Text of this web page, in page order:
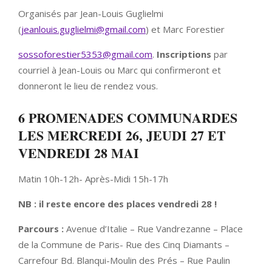
Organisés par Jean-Louis Guglielmi
(jeanlouis.guglielmi@gmail.com) et Marc Forestier
sossoforestier5353@gmail.com. Inscriptions par
courriel à Jean-Louis ou Marc qui confirmeront et
donneront le lieu de rendez vous.
6 PROMENADES COMMUNARDES
LES MERCREDI 26, JEUDI 27 ET
VENDREDI 28 MAI
Matin 10h-12h- Après-Midi 15h-17h
NB : il reste encore des places vendredi 28 !
Parcours : Avenue d’Italie – Rue Vandrezanne – Place
de la Commune de Paris- Rue des Cinq Diamants –
Carrefour Bd. Blanqui-Moulin des Prés – Rue Paulin